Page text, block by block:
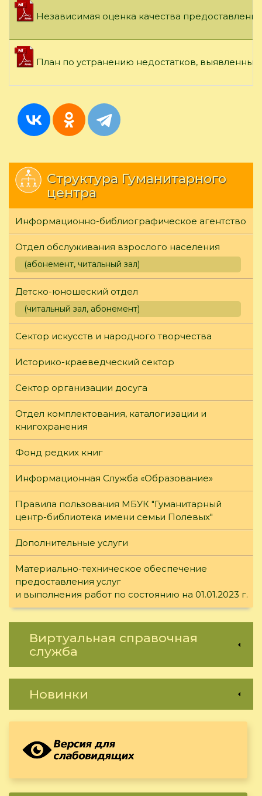
Независимая оценка качества предоставления
План по устранению недостатков,
Структура Гуманитарного
центра
Информационно-библиографическое агентство
Отдел обслуживания взрослого населения
(абонемент, читальный зал)
Детско-юношеский отдел
(читальный зал, абонемент)
Сектор искусств и народного творчества
Историко-краеведческий сектор
Сектор организации досуга
Отдел комплектования, каталогизации и
книгохранения
Фонд редких книг
Информационная Служба «Образование»
Правила пользования МБУК "Гуманитарный
центр-библиотека имени семьи Полевых"
Дополнительные услуги
Материально-техническое обеспечение
предоставления услуг
и выполнения работ по состоянию на 01.01.2023 г.
Виртуальная справочная
служба
Новинки